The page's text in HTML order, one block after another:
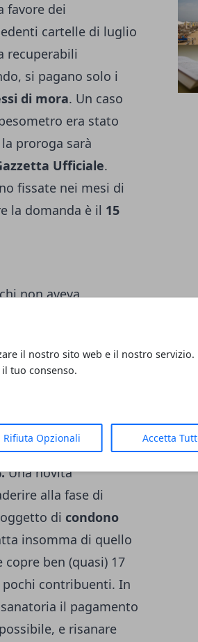
il nostro sito web e il nostro servizio.
tuo consenso.
Rifiuta Opzionali Accetta
favore dei
cartelle di luglio
recuperabili
si pagano solo i
di mora. Un caso
era stato
proroga sarà
Ufficiale.
fissate nei mesi di
la domanda è il 15
non aveva
piano di dilazione
di scadenza. Sono
maxi rottamazione
nuova Agenzia
è stato inoltre
i capitali tenuti
Una novità
alla fase di
di condono
insomma di quello
copre ben (quasi) 17
contribuenti. In
il pagamento
e risanare